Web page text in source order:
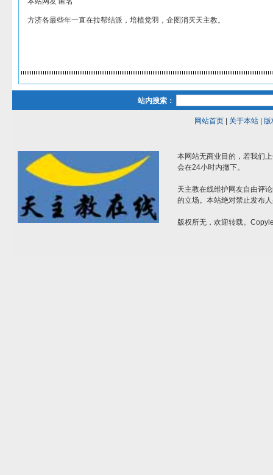
方济各最些年一直在拉帮结派，培植党羽，企图消灭天主教。
站内搜索：
网站首页| 关于本站| 版
本网站无商业目的，若我们
会在24小时内撤下。
天主教在线维护网友自由评
的立场。本站绝对禁止发布
版权所无，欢迎转载。